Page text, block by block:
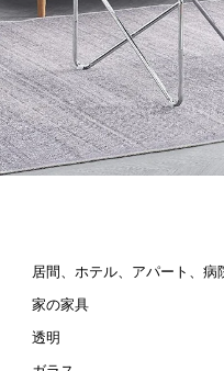
居間、ホテル、アパート、病
家の家具
透明